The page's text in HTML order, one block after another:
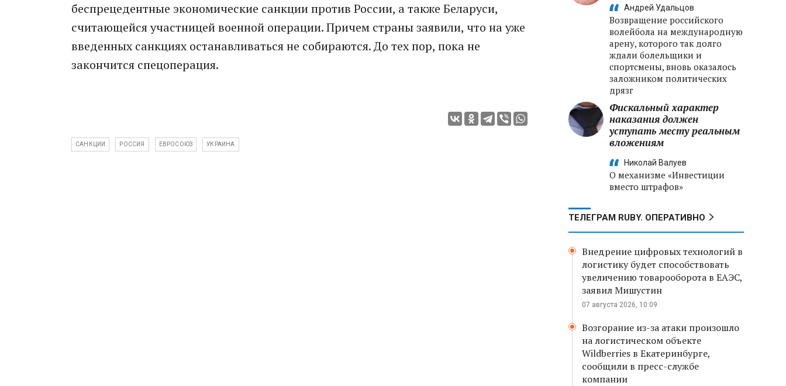
беспрецедентные экономические санкции против России, а также Беларуси,
считающейся участницей военной операции. Причем страны заявили, что на уже
введенных санкциях останавливаться не собираются. До тех пор, пока не
закончится спецоперация.
САНКЦИИ РОССИЯ ЕВРОСОЮЗ УКРАИНА
Андрей Удальцов
Возвращение российского
волейбола на международную
арену, которого так долго
ждали болельщики и
спортсмены, вновь оказалось
заложником политических
дрязг
Фискальный характер
наказания должен
уступать месту реальным
вложениям
Николай Валуев
О механизме «Инвестиции
вместо штрафов»
ТЕЛЕГРАМ RUBY. ОПЕРАТИВНО
Внедрение цифровых технологий в
логистику будет способствовать
увеличению товарооборота в ЕАЭС,
заявил Мишустин
07 августа 2026, 10:09
Возгорание из-за атаки произошло
на логистическом объекте
Wildberries в Екатеринбурге,
сообщили в пресс-службе
компании